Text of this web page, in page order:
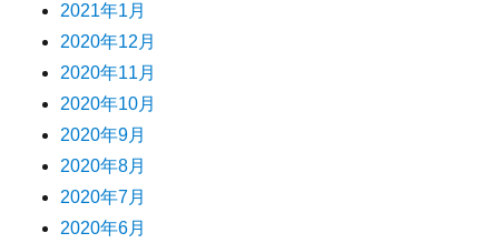
2021年1月
2020年12月
2020年11月
2020年10月
2020年9月
2020年8月
2020年7月
2020年6月